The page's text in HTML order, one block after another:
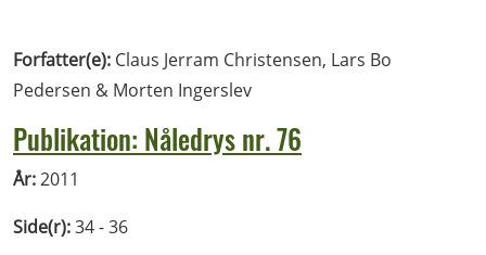
Forfatter(e): Claus Jerram Christensen, Lars Bo
Pedersen & Morten Ingerslev
Publikation: Nåledrys nr. 76
År:2011
Side(r):34 - 36